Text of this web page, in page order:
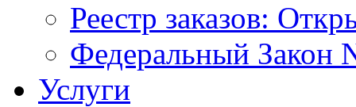
Реестр заказов:
Федеральный Закон
Услуги